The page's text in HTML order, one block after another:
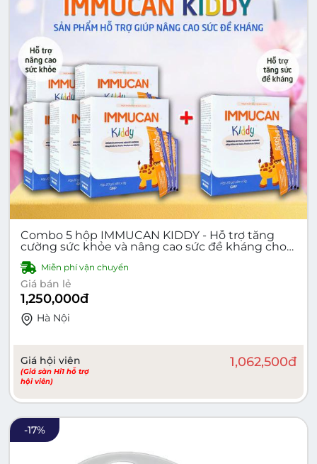
Combo 5 hộp IMMUCAN KIDDY - Hỗ trợ tăng
cường sức khỏe và nâng cao sức đề kháng cho
Miễn phí vận chuyển
Giá bán lẻ
1,250,000đ
Hà Nội
Giá hội viên
(Giá sàn Hi1 hỗ trợ
hội viên)
1,062,500đ
-17%